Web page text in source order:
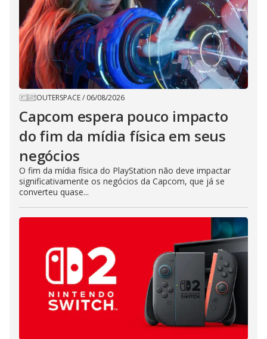
OUTERSPACE/ 06/08/2026
Capcom espera pouco impacto
do fim da mídia física em seus
negócios
O fim da mídia física do PlayStation não deve impactar
significativamente os negócios da Capcom, que já se
converteu quase...